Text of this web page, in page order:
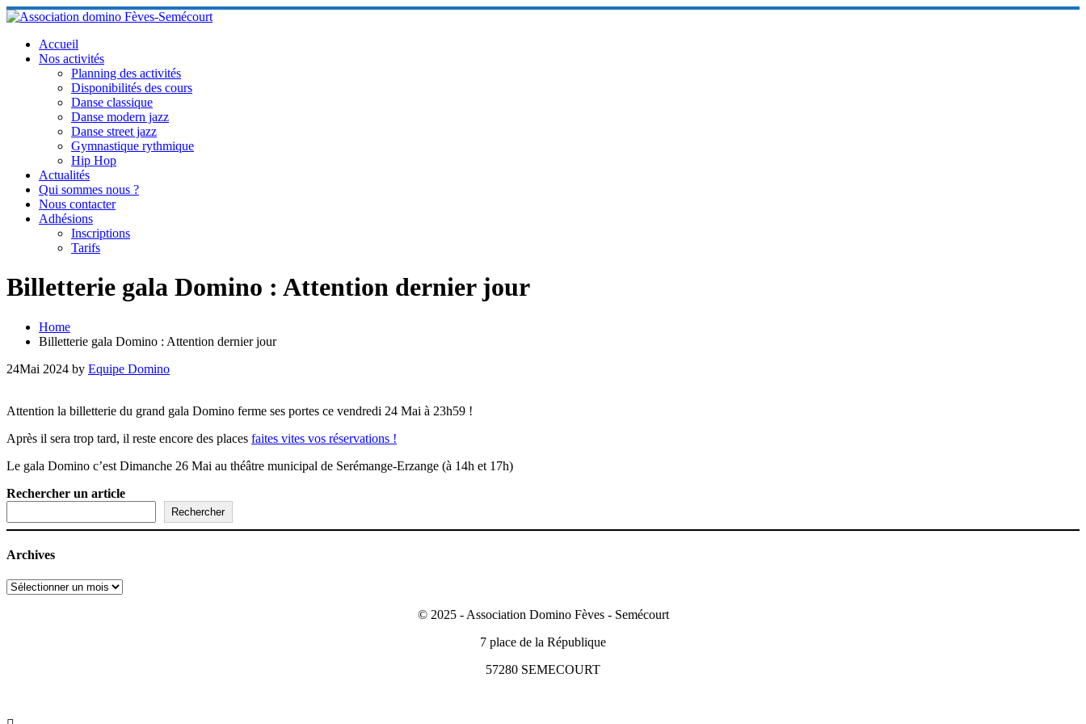
Skip
to
contentAccueil
Nos activités
Planning des activités
Disponibilités des cours
Danse classique
Danse modern jazz
Danse street jazz
Gymnastique rythmique
Hip Hop
Actualités
Qui sommes nous ?
Nous contacter
Adhésions
Inscriptions
Tarifs
Billetterie gala Domino : Attention dernier jour
Home
Billetterie gala Domino : Attention dernier jour
24Mai 2024 by Equipe Domino
Attention la billetterie du grand gala Domino ferme ses portes ce vendredi 24 Mai à 23h59 !
Après il sera trop tard, il reste encore des places faites vites vos réservations !
Le gala Domino c’est Dimanche 26 Mai au théâtre municipal de Serémange-Erzange (à 14h et 17h)
Rechercher un article
Rechercher
Archives
Archives
© 2025 - Association Domino Fèves - Semécourt
7 place de la République
57280 SEMECOURT